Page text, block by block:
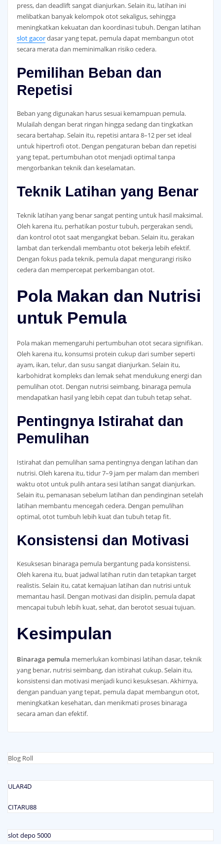
press, dan deadlift sangat dianjurkan. Selain itu, latihan ini
melibatkan banyak kelompok otot sekaligus, sehingga
meningkatkan kekuatan dan koordinasi tubuh. Dengan latihan
slot gacordasar yang tepat, pemula dapat membangun otot
secara merata dan meminimalkan risiko cedera.
Pemilihan Beban dan
Repetisi
Beban yang digunakan harus sesuai kemampuan pemula.
Mulailah dengan berat ringan hingga sedang dan tingkatkan
secara bertahap. Selain itu, repetisi antara 8–12 per set ideal
untuk hipertrofi otot. Dengan pengaturan beban dan repetisi
yang tepat, pertumbuhan otot menjadi optimal tanpa
mengorbankan teknik dan keselamatan.
Teknik Latihan yang Benar
Teknik latihan yang benar sangat penting untuk hasil maksimal.
Oleh karena itu, perhatikan postur tubuh, pergerakan sendi,
dan kontrol otot saat mengangkat beban. Selain itu, gerakan
lambat dan terkendali membantu otot bekerja lebih efektif.
Dengan fokus pada teknik, pemula dapat mengurangi risiko
cedera dan mempercepat perkembangan otot.
Pola Makan dan Nutrisi
untuk Pemula
Pola makan memengaruhi pertumbuhan otot secara signifikan.
Oleh karena itu, konsumsi protein cukup dari sumber seperti
ayam, ikan, telur, dan susu sangat dianjurkan. Selain itu,
karbohidrat kompleks dan lemak sehat mendukung energi dan
pemulihan otot. Dengan nutrisi seimbang, binaraga pemula
mendapatkan hasil yang lebih cepat dan tubuh tetap sehat.
Pentingnya Istirahat dan
Pemulihan
Istirahat dan pemulihan sama pentingnya dengan latihan dan
nutrisi. Oleh karena itu, tidur 7–9 jam per malam dan memberi
waktu otot untuk pulih antara sesi latihan sangat dianjurkan.
Selain itu, pemanasan sebelum latihan dan pendinginan setelah
latihan membantu mencegah cedera. Dengan pemulihan
optimal, otot tumbuh lebih kuat dan tubuh tetap fit.
Konsistensi dan Motivasi
Kesuksesan binaraga pemula bergantung pada konsistensi.
Oleh karena itu, buat jadwal latihan rutin dan tetapkan target
realistis. Selain itu, catat kemajuan latihan dan nutrisi untuk
memantau hasil. Dengan motivasi dan disiplin, pemula dapat
mencapai tubuh lebih kuat, sehat, dan berotot sesuai tujuan.
Kesimpulan
Binaraga pemula memerlukan kombinasi latihan dasar, teknik
yang benar, nutrisi seimbang, dan istirahat cukup. Selain itu,
konsistensi dan motivasi menjadi kunci kesuksesan. Akhirnya,
dengan panduan yang tepat, pemula dapat membangun otot,
meningkatkan kesehatan, dan menikmati proses binaraga
secara aman dan efektif.
Blog Roll
ULAR4D
CITARU88
slot depo 5000